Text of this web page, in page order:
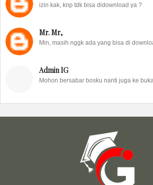
izin kak, knp tdk bisa didownload ya ?
Mr. Mr,
Min, masih nggk ada yang bisa di
Admin IG
Mohon bersabar bosku nanti juga ke